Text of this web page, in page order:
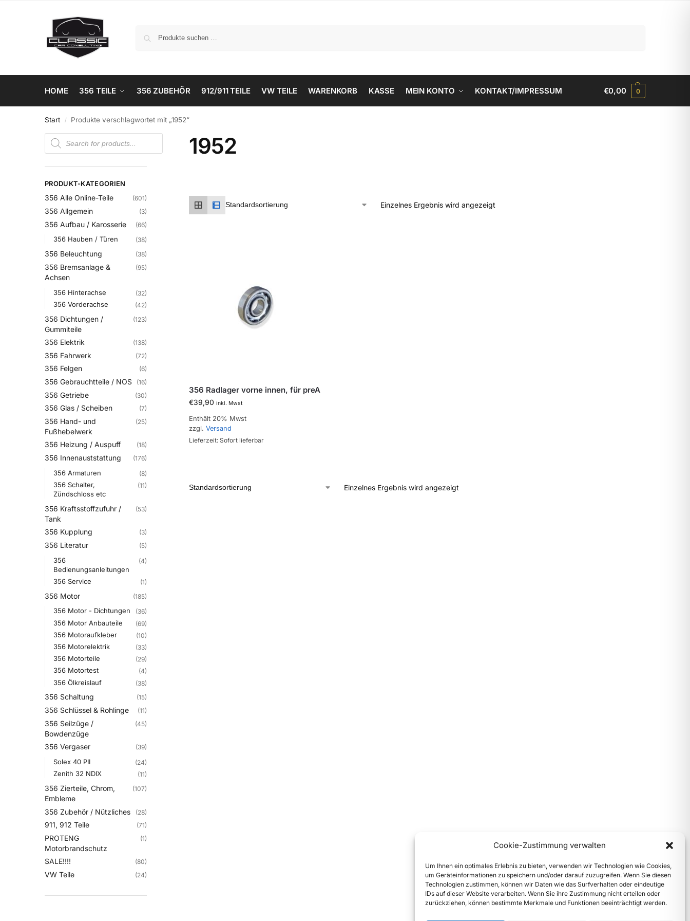
Cookie-Zustimmung verwalten
Um Ihnen ein optimales Erlebnis zu bieten, verwenden wir Technologien wie Cookies,
um Geräteinformationen zu speichern und/oder darauf zuzugreifen. Wenn Sie diesen
Technologien zustimmen, können wir Daten wie das Surfverhalten oder eindeutige
IDs auf dieser Website verarbeiten. Wenn Sie ihre Zustimmung nicht erteilen oder
zurückziehen, können bestimmte Merkmale und Funktionen beeinträchtigt werden.
HOME 356 TEILE 356 ZUBEHÖR 912/911 TEILE VW TEILE WARENKORB KASSE MEIN KONTO KONTAKT/IMPRESSUM €0,00 0
Start / Produkte verschlagwortet mit „1952“
1952
Einzelnes Ergebnis wird angezeigt
356 Radlager vorne innen, für preA
€39,90 inkl. Mwst
Enthält 20% Mwst
zzgl. Versand
Lieferzeit: Sofort lieferbar
Einzelnes Ergebnis wird angezeigt
PRODUKT-KATEGORIEN
356 Alle Online-Teile (601)
356 Allgemein (3)
356 Aufbau / Karosserie (66)
356 Hauben / Türen (38)
356 Beleuchtung (38)
356 Bremsanlage &
Achsen
(95)
356 Hinterachse (32)
356 Vorderachse (42)
356 Dichtungen /
Gummiteile
(123)
356 Elektrik (138)
356 Fahrwerk (72)
356 Felgen (6)
356 Gebrauchtteile / NOS (16)
356 Getriebe (30)
356 Glas / Scheiben (7)
356 Hand- und
Fußhebelwerk
(25)
356 Heizung / Auspuff (18)
356 Innenauststattung (176)
356 Armaturen (8)
356 Schalter,
Zündschloss etc
(11)
356 Kraftsstoffzufuhr /
Tank
(53)
356 Kupplung (3)
356 Literatur (5)
356
Bedienungsanleitungen
(4)
356 Service (1)
356 Motor (185)
356 Motor - Dichtungen (36)
356 Motor Anbauteile (69)
356 Motoraufkleber (10)
356 Motorelektrik (33)
356 Motorteile (29)
356 Motortest (4)
356 Ölkreislauf (38)
356 Schaltung (15)
356 Schlüssel & Rohlinge (11)
356 Seilzüge /
Bowdenzüge
(45)
356 Vergaser (39)
Solex 40 PII (24)
Zenith 32 NDIX (11)
356 Zierteile, Chrom,
Embleme
(107)
356 Zubehör / Nützliches (28)
911, 912 Teile (71)
PROTENG
Motorbrandschutz
(1)
SALE!!!! (80)
VW Teile (24)